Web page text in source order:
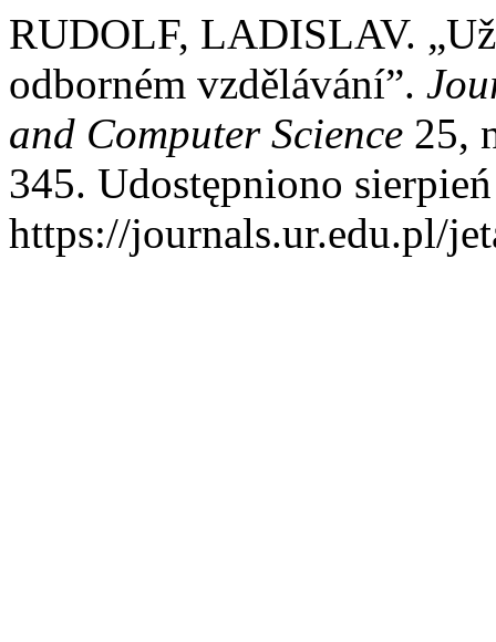
RUDOLF, LADISLAV.
odborném vzdělávání”.
and Computer Science 25,
345. Udostępniono
https://journals.ur.edu.pl/